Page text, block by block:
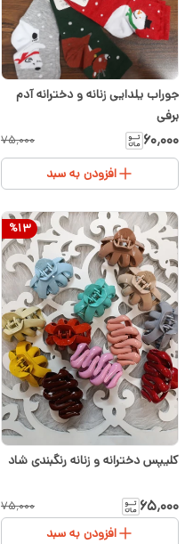
جوراب یلدایی زنانه و دخترانه آدم
برفی
۶۰٬۰۰۰ ۷۵٬۰۰۰
افزودن به سبد
%13
کلیپس دخترانه و زنانه رنگبندی شاد
۶۵٬۰۰۰ ۷۵٬۰۰۰
افزودن به سبد